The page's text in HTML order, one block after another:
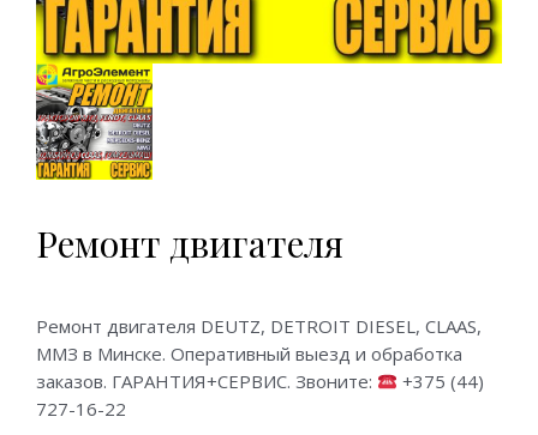
Ремонт двигателя
Ремонт двигателя DEUTZ, DETROIT DIESEL, CLAAS,
ММЗ в Минске. Оперативный выезд и обработка
заказов. ГАРАНТИЯ+СЕРВИС. Звоните:
+375 (44)
727-16-22